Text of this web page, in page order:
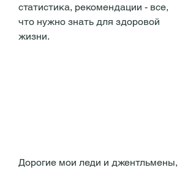
статистика, рекомендации - все,
что нужно знать для здоровой
жизни.
Дорогие мои леди и джентльмены,